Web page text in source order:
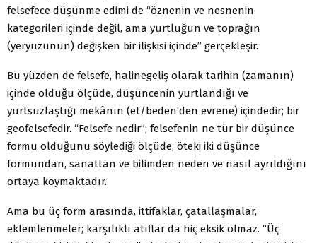
felsefece düşünme edimi de “öznenin ve nesnenin
kategorileri içinde değil, ama yurtluğun ve toprağın
(yeryüzünün) değişken bir ilişkisi içinde” gerçekleşir.
Bu yüzden de felsefe, halinegeliş olarak tarihin (zamanın)
içinde olduğu ölçüde, düşüncenin yurtlandığı ve
yurtsuzlaştığı mekânın (et/beden’den evrene) içindedir; bir
geofelsefedir. “Felsefe nedir”; felsefenin ne tür bir düşünce
formu olduğunu söylediği ölçüde, öteki iki düşünce
formundan, sanattan ve bilimden neden ve nasıl ayrıldığını
ortaya koymaktadır.
Ama bu üç form arasında, ittifaklar, çatallaşmalar,
eklemlenmeler; karşılıklı atıflar da hiç eksik olmaz. “Üç